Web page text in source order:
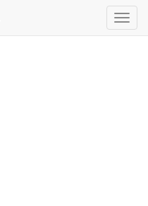
Toggle